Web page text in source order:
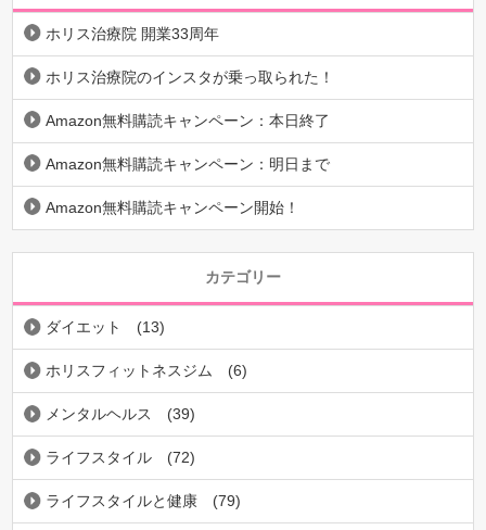
ホリス治療院 開業33周年
ホリス治療院のインスタが乗っ取られた！
Amazon無料購読キャンペーン：本日終了
Amazon無料購読キャンペーン：明日まで
Amazon無料購読キャンペーン開始！
カテゴリー
ダイエット (13)
ホリスフィットネスジム (6)
メンタルヘルス (39)
ライフスタイル (72)
ライフスタイルと健康 (79)